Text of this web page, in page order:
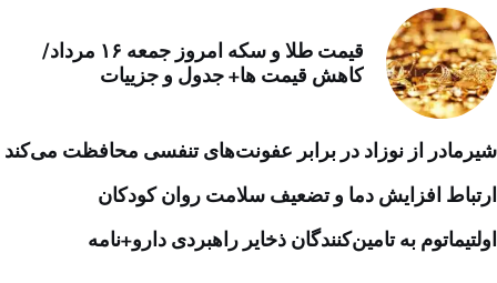
قیمت طلا و سکه امروز جمعه ۱۶ مرداد/
کاهش قیمت ها+ جدول و جزییات
شیرمادر از نوزاد در برابر عفونت‌های تنفسی محافظت می‌کند
ارتباط افزایش دما و تضعیف سلامت روان کودکان
اولتیماتوم به تامین‌کنندگان ذخایر راهبردی دارو+نامه